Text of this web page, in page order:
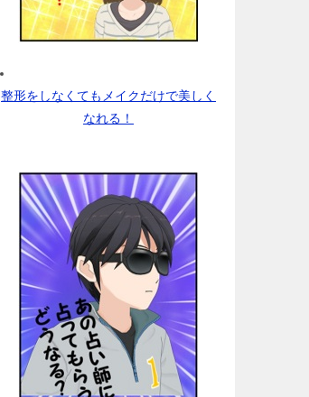
整形をしなくてもメイクだけで美しく
なれる！